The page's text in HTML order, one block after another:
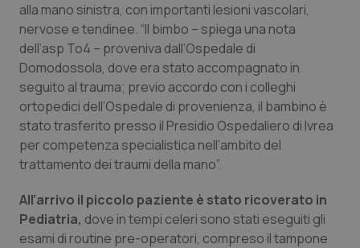
Emilia-Romagna
Friuli Venezia Giulia
Lazio
Liguria
Marche
Colesterolo & coronaropatie
Dermatite Atopica
Diabete & glucometri
Disturbi dell’umore
Donna & Salute
alla mano sinistra, con importanti lesioni vascolari,
nervose e tendinee. “Il bimbo – spiega una nota
dell’asp To4 – proveniva dall’Ospedale di
Domodossola, dove era stato accompagnato in
seguito al trauma; previo accordo con i colleghi
ortopedici dell’Ospedale di provenienza, il bambino è
stato trasferito presso il Presidio Ospedaliero di Ivrea
per competenza specialistica nell’ambito del
trattamento dei traumi della mano”.
All’arrivo il piccolo paziente è stato ricoverato in
Pediatria, dove in tempi celeri sono stati eseguiti gli
esami di routine pre-operatori, compreso il tampone